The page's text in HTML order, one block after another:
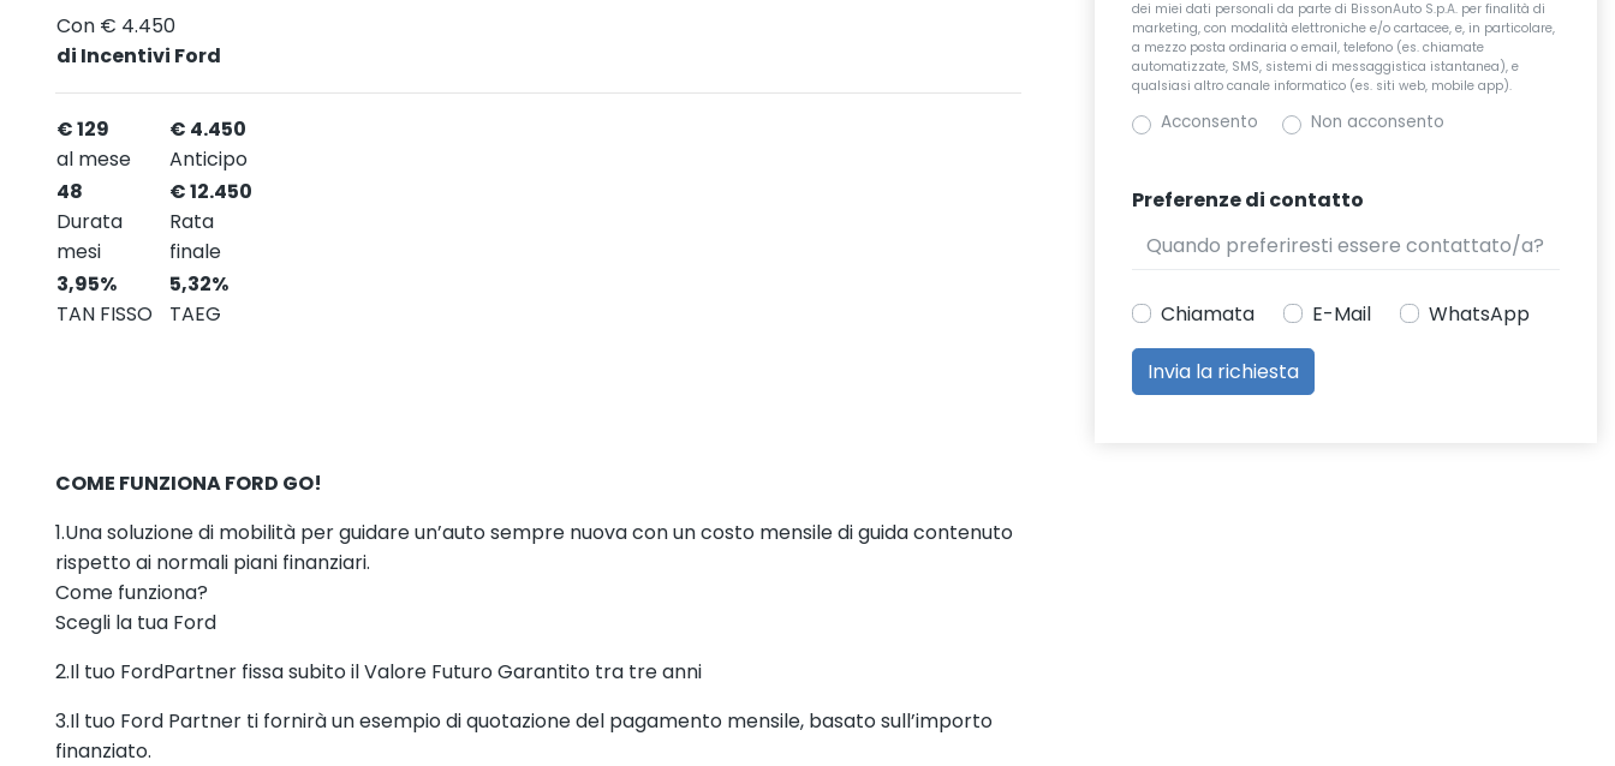
Con € 4.450
di Incentivi Ford
€ 129
al mese
€ 4.450
Anticipo
48
Durata
mesi
€ 12.450
Rata
finale
3,95%
TAN FISSO
5,32%
TAEG
COME FUNZIONA FORD GO!
1.Una soluzione di mobilità per guidare un’auto sempre nuova con un costo mensile di guida contenuto
rispetto ai normali piani finanziari.
Come funziona?
Scegli la tua Ford
2.Il tuo FordPartner fissa subito il Valore Futuro Garantito tra tre anni
3.Il tuo Ford Partner ti fornirà un esempio di quotazione del pagamento mensile, basato sull’importo
finanziato.
dei miei dati personali da parte di BissonAuto S.p.A. per finalità di
marketing, con modalità elettroniche e/o cartacee, e, in particolare,
a mezzo posta ordinaria o email, telefono (es. chiamate
automatizzate, SMS, sistemi di messaggistica istantanea), e
qualsiasi altro canale informatico (es. siti web, mobile app).
Acconsento Non acconsento
Preferenze di contatto
Chiamata E-Mail WhatsApp